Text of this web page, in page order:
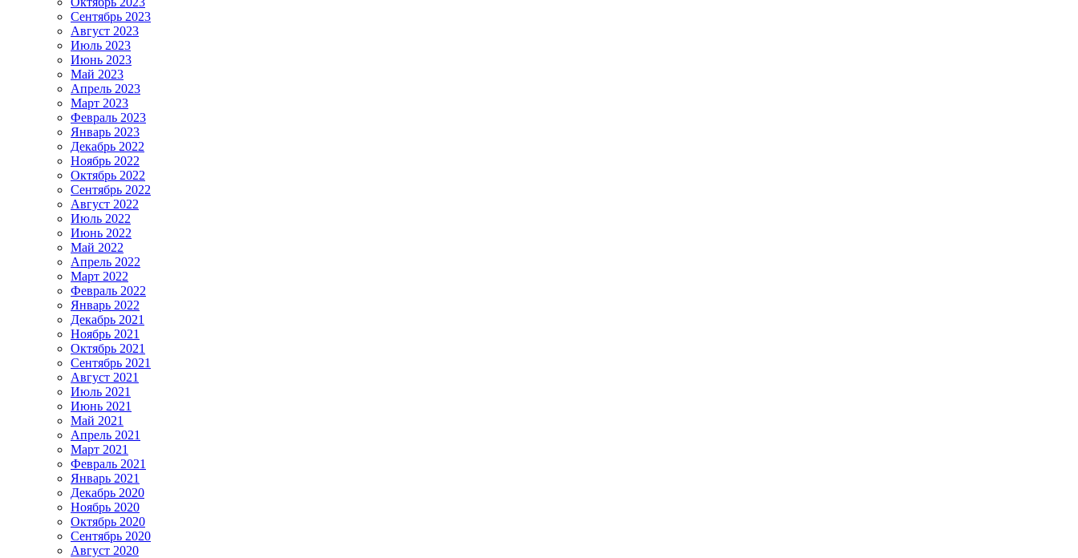
Сентябрь 2023
Август 2023
Июль 2023
Июнь 2023
Май 2023
Апрель 2023
Март 2023
Февраль 2023
Январь 2023
Декабрь 2022
Ноябрь 2022
Октябрь 2022
Сентябрь 2022
Август 2022
Июль 2022
Июнь 2022
Май 2022
Апрель 2022
Март 2022
Февраль 2022
Январь 2022
Декабрь 2021
Ноябрь 2021
Октябрь 2021
Сентябрь 2021
Август 2021
Июль 2021
Июнь 2021
Май 2021
Апрель 2021
Март 2021
Февраль 2021
Январь 2021
Декабрь 2020
Ноябрь 2020
Октябрь 2020
Сентябрь 2020
Август 2020